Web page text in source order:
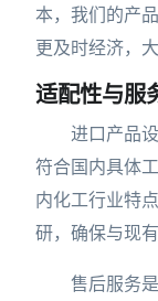
本，我们的产
更及时经济，
适配性与服
进口产品
符合国内具体
内化工行业特
研，确保与现
售后服务